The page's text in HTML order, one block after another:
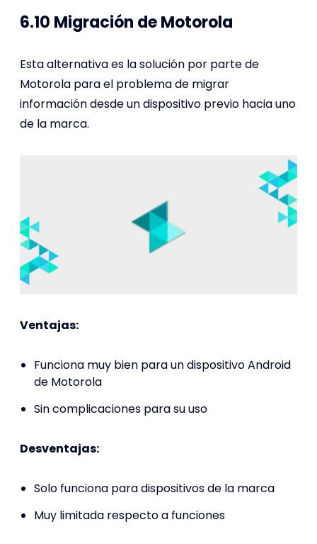
6.10 Migración de Motorola
Esta alternativa es la solución por parte de
Motorola para el problema de migrar
información desde un dispositivo previo hacia uno
de la marca.
Ventajas:
Funciona muy bien para un dispositivo Android
de Motorola
Sin complicaciones para su uso
Desventajas:
Solo funciona para dispositivos de la marca
Muy limitada respecto a funciones